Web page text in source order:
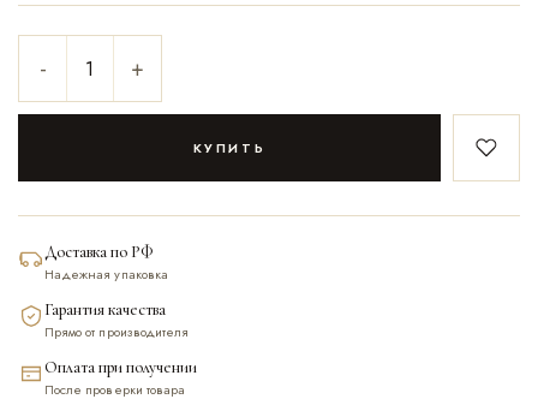
- +
КУПИТЬ В
Доставка по РФ
Надежная упаковка
Гарантия качества
Прямо от производителя
Оплата при получении
После проверки товара